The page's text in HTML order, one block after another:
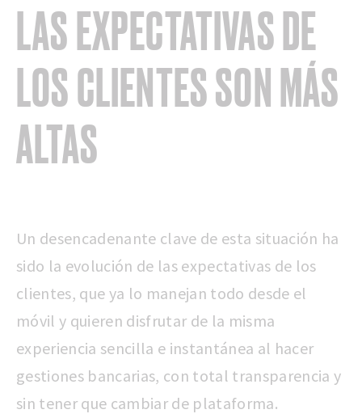
LAS EXPECTATIVAS DE
LOS CLIENTES SON MÁS
ALTAS
Un desencadenante clave de esta situación ha
sido la evolución de las expectativas de los
clientes, que ya lo manejan todo desde el
móvil y quieren disfrutar de la misma
experiencia sencilla e instantánea al hacer
gestiones bancarias, con total transparencia y
sin tener que cambiar de plataforma.